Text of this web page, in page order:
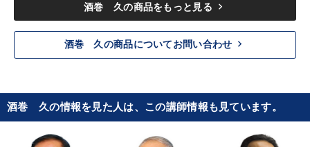
酒巻 久の商品をもっと見る keyboard_arrow_right
酒巻 久の商品についてお問い合わせ keyboard_arrow_right
酒巻 久の情報を見た人は、この講師情報も見ています。